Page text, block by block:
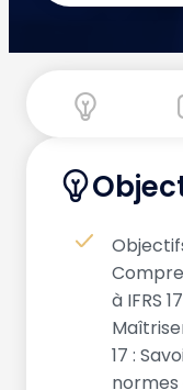
à IFRS 17
17 :